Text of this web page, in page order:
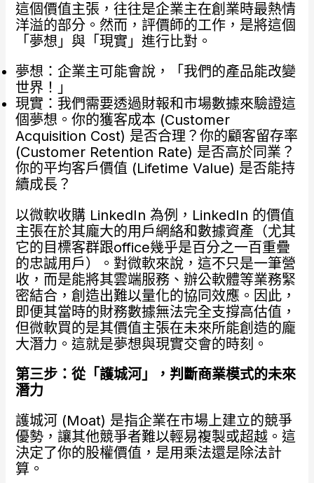
這個價值主張，往往是企業主在創業時最熱情
洋溢的部分。然而，評價師的工作，是將這個
「夢想」與「現實」進行比對。
夢想：企業主可能會說，「我們的產品能改變
世界！」
現實：我們需要透過財報和市場數據來驗證這
個夢想。你的獲客成本 (Customer
Acquisition Cost) 是否合理？你的顧客留存率
(Customer Retention Rate) 是否高於同業？
你的平均客戶價值 (Lifetime Value) 是否能持
續成長？
以微軟收購 LinkedIn 為例，LinkedIn 的價值
主張在於其龐大的用戶網絡和數據資產（尤其
它的目標客群跟office幾乎是百分之一百重疊
的忠誠用戶）。對微軟來說，這不只是一筆營
收，而是能將其雲端服務、辦公軟體等業務緊
密結合，創造出難以量化的協同效應。因此，
即便其當時的財務數據無法完全支撐高估值，
但微軟買的是其價值主張在未來所能創造的龐
大潛力。這就是夢想與現實交會的時刻。
第三步：從「護城河」，判斷商業模式的未來
潛力
護城河 (Moat) 是指企業在市場上建立的競爭
優勢，讓其他競爭者難以輕易複製或超越。這
決定了你的股權價值，是用乘法還是除法計
算。